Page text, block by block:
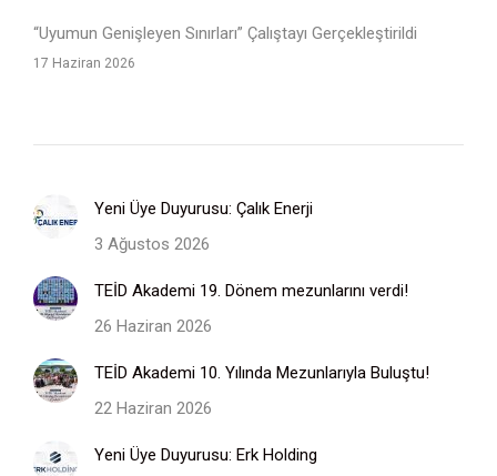
“Uyumun Genişleyen Sınırları” Çalıştayı Gerçekleştirildi
17 Haziran 2026
Yeni Üye Duyurusu: Çalık Enerji
3 Ağustos 2026
TEİD Akademi 19. Dönem mezunlarını verdi!
26 Haziran 2026
TEİD Akademi 10. Yılında Mezunlarıyla Buluştu!
22 Haziran 2026
Yeni Üye Duyurusu: Erk Holding